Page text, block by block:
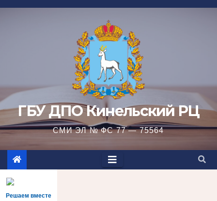
Перейти
ГБУ ДПО Кинельский РЦ
СМИ ЭЛ № ФС 77 — 75564
Решаем вместе